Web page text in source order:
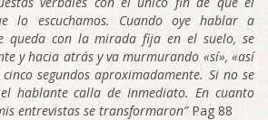
lo escuchamos. Cuando oye hablar a
queda con la mirada fija en el suelo,se
yhacia atrás yva murmurando «sí», «así
segundos aproximadamente. Si no se
hablante calladeInmediato. En cuanto
entrevistas se transformaron” Pag 88